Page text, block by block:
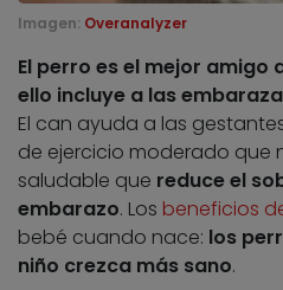
Imagen: Overanalyzer
El perro es el mejor amigo
ello incluye a las
El can ayuda a las
de ejercicio moderado que
saludable que reduce el
embarazo. Los beneficios
bebé cuando nace: los
niño crezca más sano.